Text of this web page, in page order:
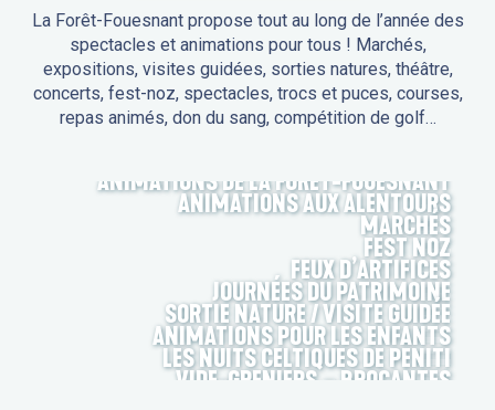
La Forêt-Fouesnant propose tout au long de l’année des
spectacles et animations pour tous ! Marchés,
expositions, visites guidées, sorties natures, théâtre,
concerts, fest-noz, spectacles, trocs et puces, courses,
repas animés, don du sang, compétition de golf…
ANIMATIONS DE LA FORÊT-FOUESNANT
ANIMATIONS AUX ALENTOURS
MARCHÉS
FEST NOZ
FEUX D’ARTIFICES
JOURNÉES DU PATRIMOINE
SORTIE NATURE / VISITE GUIDÉE
ANIMATIONS POUR LES ENFANTS
LES NUITS CELTIQUES DE PENITI
VIDE-GRENIERS – BROCANTES